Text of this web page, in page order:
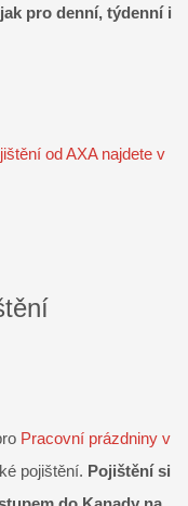
pro denní, týdenní i
od AXA najdete v
Pracovní prázdniny v
pojištění. Pojištění si